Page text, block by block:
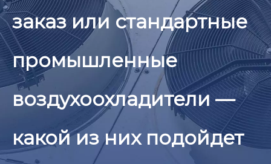
заказ или стандартные
промышленные
воздухоохладители —
какой из них подойдет